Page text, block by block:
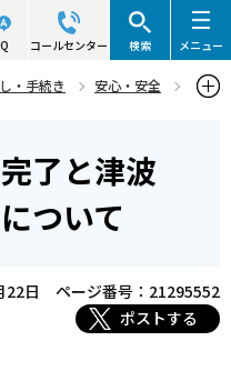
コールセンター 検索 メニュー
・手続き
安心・安全
について
了と津波
ついて
22日
ページ番号：21295552
ポストする